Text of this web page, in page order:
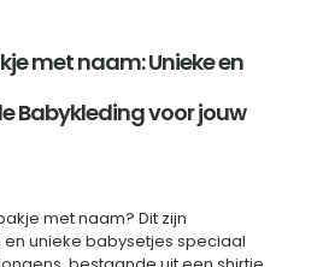
worden
de
met naam: Unieke en
Babykleding voor jouw
met naam? Dit zijn
unieke babysetjes speciaal